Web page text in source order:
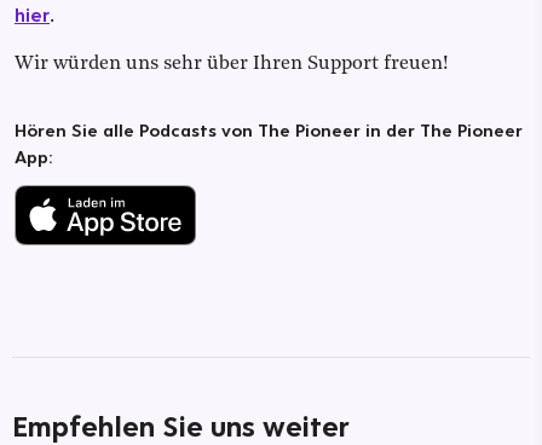
hier.
Wir würden uns sehr über Ihren Support freuen!
Hören Sie alle Podcasts von The Pioneer in der The Pioneer
App:
Empfehlen Sie uns weiter